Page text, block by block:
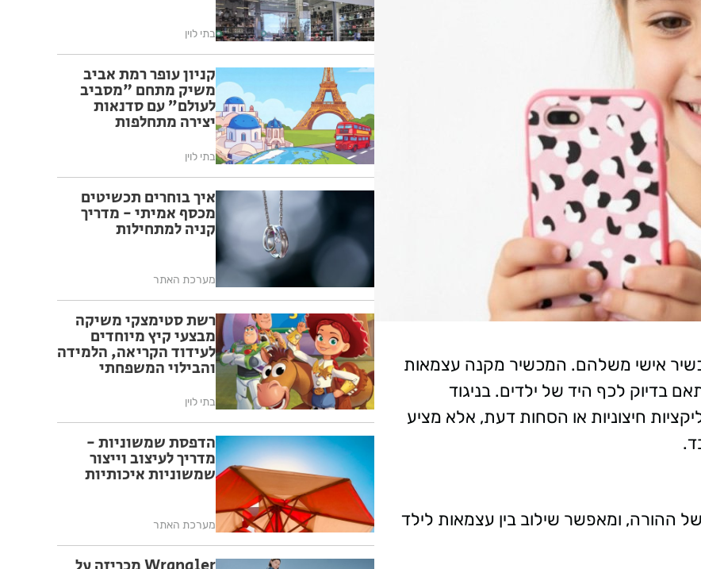
אישי משלהם. המכשיר מקנה עצמאות
בדיוק לכף היד של ילדים. בניגוד
חיצוניות או הסחות דעת, אלא מציע
ההורה, ומאפשר שילוב בין עצמאות לילד
בתי לוין
קניון עופר רמת אביב
משיק מתחם "מסביב
לעולם” עם סדנאות
יצירה מתחלפות
אירופאיות נבחרות לכל
בתי לוין
איך בוחרים תכשיטים
מכסף אמיתי - מדריך
קניה למתחילות
מערכת האתר
רשת סטימצקי משיקה
מבצעי קיץ מיוחדים
לעידוד הקריאה, הלמידה
והבילוי המשפחתי
בתי לוין
הדפסת שמשוניות -
מדריך לעיצוב וייצור
שמשוניות איכותיות
מערכת האתר